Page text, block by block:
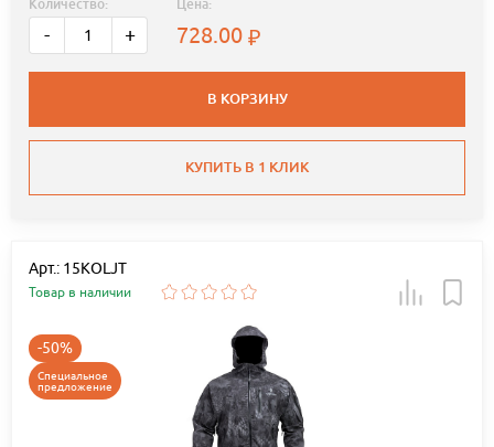
Количество:
- +
Цена:
728.00
В КОРЗИНУ
КУПИТЬ В 1 КЛИК
Арт.: 15KOLJT
Товар в наличии
-50%
Специальное
предложение